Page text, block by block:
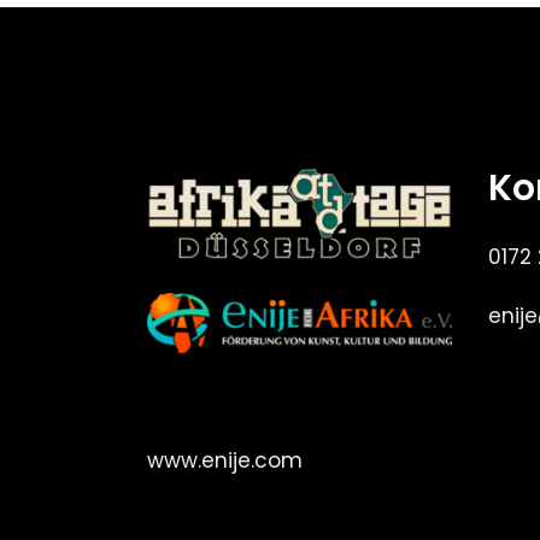
www.enije.com